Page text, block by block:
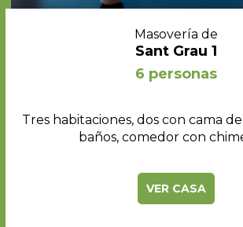
Masovería de
Sant Grau 1
6 personas
Tres habitaciones, dos con cama
baños, comedor con
VER CASA